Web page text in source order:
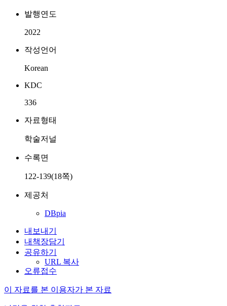
발행연도
2022
작성언어
Korean
KDC
336
자료형태
학술저널
수록면
122-139(18쪽)
제공처
DBpia
내보내기
내책장담기
공유하기
URL 복사
오류접수
이 자료를 본 이용자가 본 자료